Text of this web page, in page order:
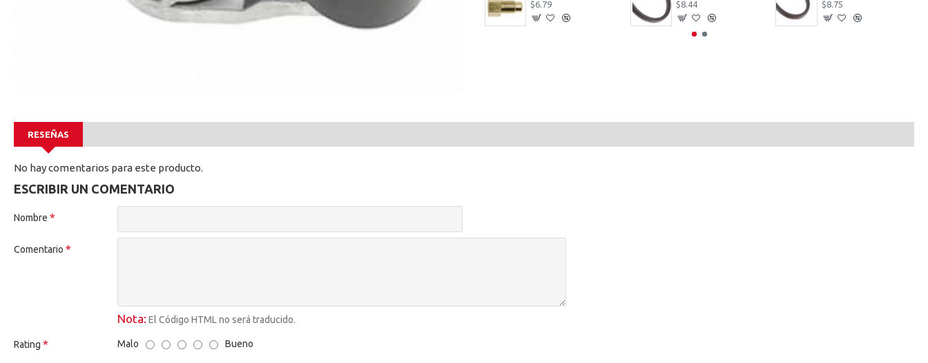
$6.79 $8.44 $8.75
RESEÑAS
No hay comentarios para este producto.
ESCRIBIR UN COMENTARIO
Nombre
Comentario
Nota: El Código HTML no será traducido.
Rating Malo Bueno